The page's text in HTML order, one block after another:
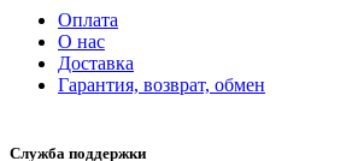
Оплата
О нас
Доставка
Гарантия, возврат, обмен
Служба поддержки